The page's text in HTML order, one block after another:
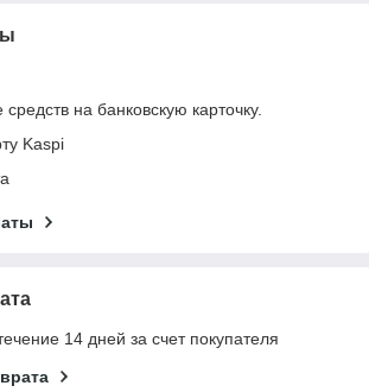
на банковскую карточку.
Kaspi
14 дней за счет покупателя